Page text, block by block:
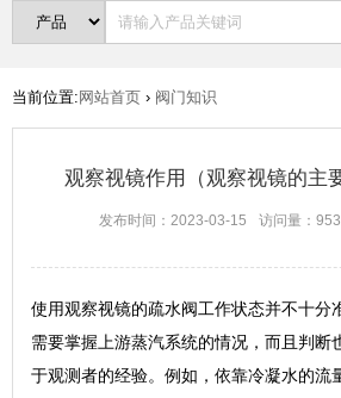
当前位置: 网站首页 › 阀门知识
观察视镜作用（观察视镜的主
发布时间：2023-03-15 访问量：953
使用观察视镜的疏水阀工作状态并不十分
需要掌握上游蒸汽系统的情况，而且判断
于观测者的经验。例如，依靠冷凝水的流